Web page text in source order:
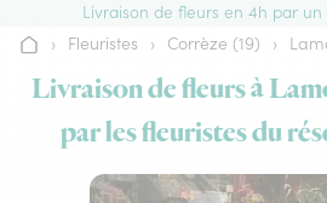
Livraison de fleurs en 4h par
Accueil
› Fleuristes › Corrèze (19) ›
Livraison de fleurs à
par les fleuristes du